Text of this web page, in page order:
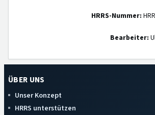
HRRS-Nummer:
Bearbeiter:
ÜBER UNS
Unser Konzept
HRRS unterstützen